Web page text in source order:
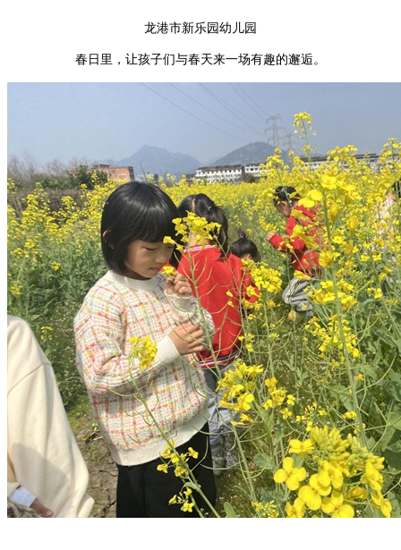
龙港市新乐园幼儿园
春日里，让孩子们与春天来一场有趣的邂逅。